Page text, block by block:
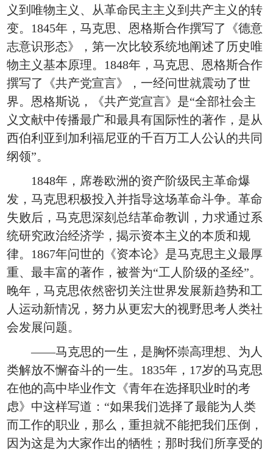
义到唯物主义、从革命民主主义到共产主义的转
变。1845年，马克思、恩格斯合作撰写了《德意
志意识形态》，第一次比较系统地阐述了历史唯
物主义基本原理。1848年，马克思、恩格斯合作
撰写了《共产党宣言》，一经问世就震动了世
界。恩格斯说，《共产党宣言》是“全部社会主
义文献中传播最广和最具有国际性的著作，是从
西伯利亚到加利福尼亚的千百万工人公认的共同
纲领”。
1848年，席卷欧洲的资产阶级民主革命爆
发，马克思积极投入并指导这场革命斗争。革命
失败后，马克思深刻总结革命教训，力求通过系
统研究政治经济学，揭示资本主义的本质和规
律。1867年问世的《资本论》是马克思主义最厚
重、最丰富的著作，被誉为“工人阶级的圣经”。
晚年，马克思依然密切关注世界发展新趋势和工
人运动新情况，努力从更宏大的视野思考人类社
会发展问题。
——马克思的一生，是胸怀崇高理想、为人
类解放不懈奋斗的一生。1835年，17岁的马克思
在他的高中毕业作文《青年在选择职业时的考
虑》中这样写道：“如果我们选择了最能为人类
而工作的职业，那么，重担就不能把我们压倒，
因为这是为大家作出的牺牲；那时我们所享受的